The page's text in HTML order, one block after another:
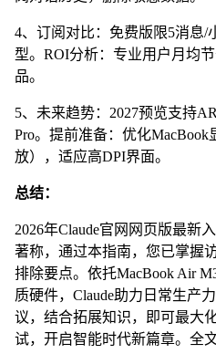
4、订阅对比：免费版限5消息/
型。ROI分析：专业用户月均
品。
5、未来趋势：2027预览支持
Pro。提前准备：优化MacBook
放），适应高DPI界面。
总结：
2026年Claude官网网页版最新
著称，通过本指南，您已掌握
排除要点。依托MacBook Air
质硬件，Claude助力日常生产
议，结合拓展知识，即可最大
试，开启智能时代新篇章。全